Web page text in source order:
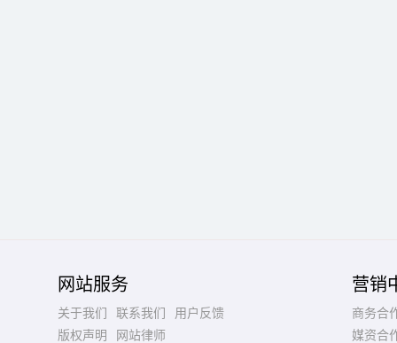
网站服务
关于我们 联系我们
用户反馈
版权声明
网站律师
营销
商务合
媒资合